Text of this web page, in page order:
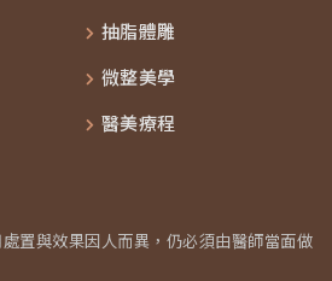
抽脂體雕
微整美學
醫美療程
置與效果因人而異，仍必須由醫師當面做